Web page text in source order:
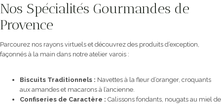
Nos Spécialités Gourmandes de
Provence
Parcourez nos rayons virtuels et découvrez des produits d’exception,
façonnés à la main dans notre atelier varois :
Biscuits Traditionnels : Navettes à la fleur d’oranger, croquants
aux amandes et macarons à l’ancienne.
Confiseries de Caractère : Calissons fondants, nougats au miel de